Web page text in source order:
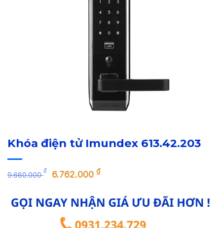
Khóa điện tử Imundex 613.42.203
9.660.000
₫
Giá
là:
9.660.000 ₫.
6.762.000₫Giá
tại
là:
6.762.000 ₫.